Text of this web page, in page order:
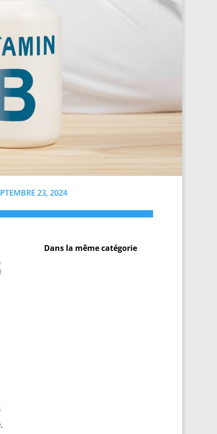
23, 2024
Dans la même catégorie